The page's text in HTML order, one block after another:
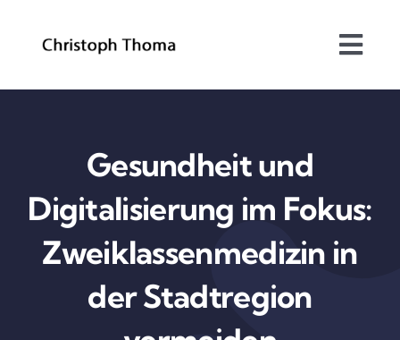
Über mich
Bundesrat
Arbeitsschwerpunkte
Blog
Gesundheit und
Digitalisierung im Fokus:
Zweiklassenmedizin in
der Stadtregion